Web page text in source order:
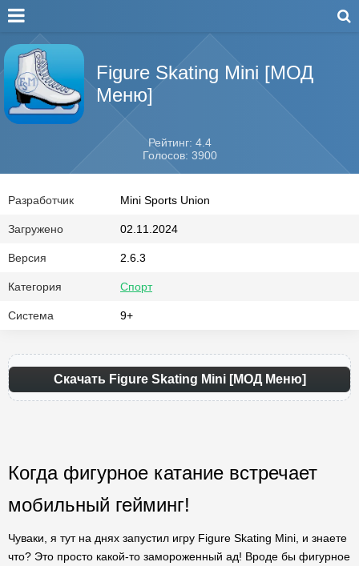
Figure Skating Mini [МОД
Меню]
Рейтинг: 4.4
Голосов: 3900
Разработчик Mini Sports Union
Загружено 02.11.2024
Версия 2.6.3
Категория Спорт
Система 9+
Скачать Figure Skating Mini [МОД Меню]
Когда фигурное катание встречает
мобильный гейминг!
Чуваки, я тут на днях запустил игру Figure Skating Mini, и знаете
что? Это просто какой-то замороженный ад! Вроде бы фигурное